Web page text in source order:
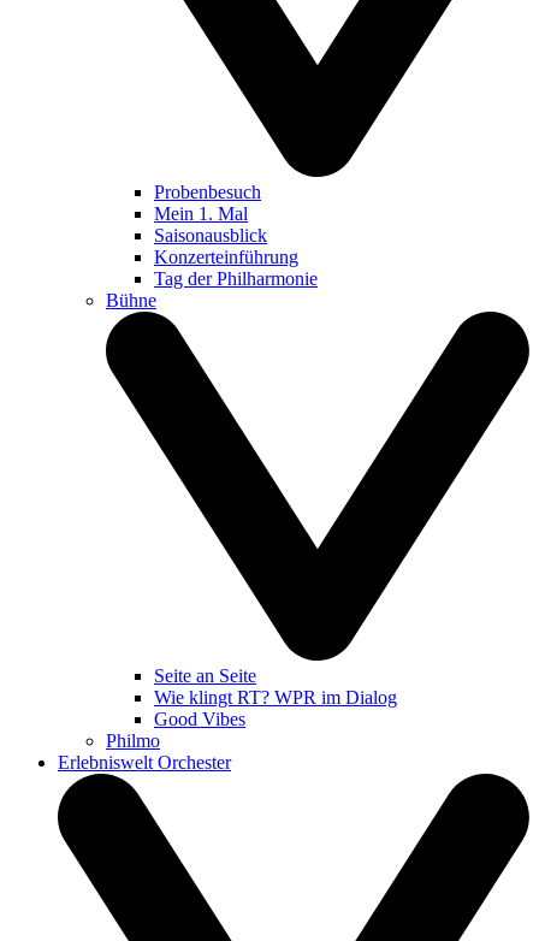
Probenbesuch
Mein 1. Mal
Saisonausblick
Konzerteinführung
Tag der Philharmonie
Bühne
Seite an Seite
Wie klingt RT? WPR im Dialog
Good Vibes
Philmo
Erlebniswelt Orchester